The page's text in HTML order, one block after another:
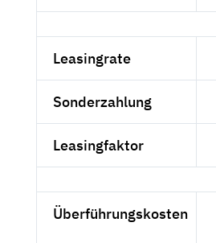
Leasingrate
Sonderzahlung
Leasingfaktor
Überführungskosten